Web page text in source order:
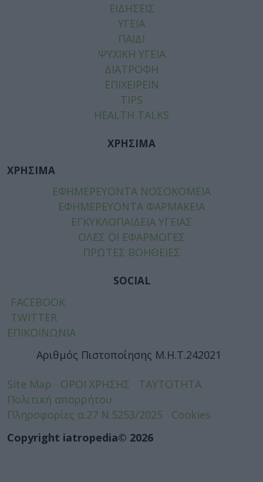
ΕΙΔΗΣΕΙΣ
ΥΓΕΙΑ
ΠΑΙΔΙ
ΨΥΧΙΚΗ ΥΓΕΙΑ
ΔΙΑΤΡΟΦΗ
ΕΠΙΧΕΙΡΕΙΝ
TIPS
HEALTH TALKS
ΧΡΗΣΙΜΑ
ΧΡΗΣΙΜΑ
ΕΦΗΜΕΡΕΥΟΝΤΑ ΝΟΣΟΚΟΜΕΙΑ
ΕΦΗΜΕΡΕΥΟΝΤΑ ΦΑΡΜΑΚΕΙΑ
ΕΓΚΥΚΛΟΠΑΙΔΕΙΑ ΥΓΕΙΑΣ
ΟΛΕΣ ΟΙ ΕΦΑΡΜΟΓΕΣ
ΠΡΩΤΕΣ ΒΟΗΘΕΙΕΣ
SOCIAL
FACEBOOK
TWITTER
ΕΠΙΚΟΙΝΩΝΙΑ
Αριθμός Πιστοποίησης Μ.Η.Τ.242021
Site Map ΟΡΟΙ ΧΡΗΣΗΣ
ΤΑΥΤΟΤΗΤΑ
Πολιτική απορρήτου
Πληροφορίες α.27 Ν.5253/2025
Cookies
Copyright iatropedia© 2026